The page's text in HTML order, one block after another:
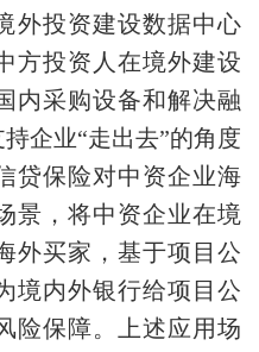
外投资建设数据中心
方投资人在境外建设
内采购设备和解决融
企业“走出去”的角度
贷保险对中资企业海
景，将中资企业在境
外买家，基于项目公
境内外银行给项目公
险保障。上述应用场